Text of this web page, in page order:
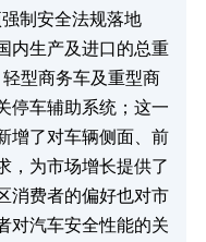
制安全法规落地
内生产及进口的总重
型商务车及重型商
停车辅助系统；这一
增了对车辆侧面、前
，为市场增长提供了
消费者的偏好也对市
对汽车安全性能的关